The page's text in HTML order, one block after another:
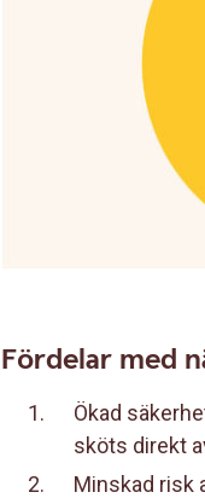
Fördelar med
Ökad
sköts direkt
Minskad risk